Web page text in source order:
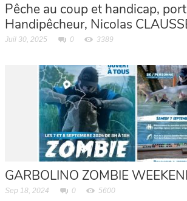
Pêche au coup et handicap,
Handipêcheur, Nicolas
Juil 30, 2025 0 3389
GARBOLINO ZOMBIE
Sep 18, 2024 0 5600